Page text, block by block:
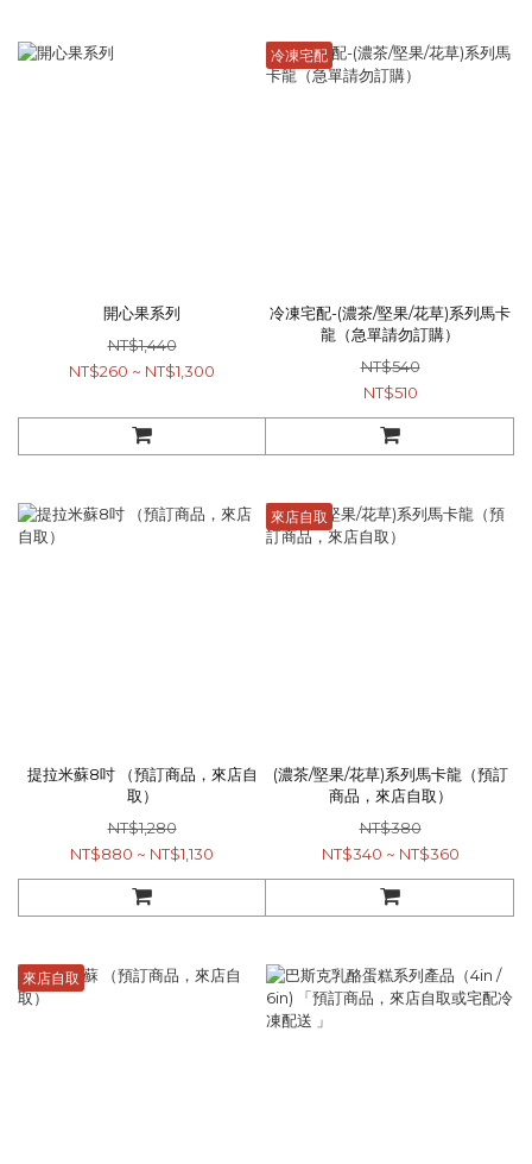
開心果系列
NT$1,440
NT$260 ~ NT$1,300
冷凍宅配
冷凍宅配-(濃茶/堅果/花草)系列馬卡
龍（急單請勿訂購）
NT$540
NT$510
提拉米蘇8吋 （預訂商品，來店自
取）
NT$1,280
NT$880 ~ NT$1,130
來店自取
(濃茶/堅果/花草)系列馬卡龍（預訂
商品，來店自取）
NT$380
NT$340 ~ NT$360
來店自取